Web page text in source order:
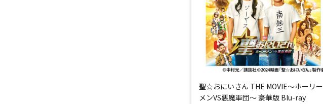
聖☆おにいさん THE MOVIE～ホーリー
メンVS悪魔軍団～ 豪華版 Blu-ray